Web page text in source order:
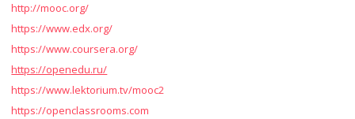
http://mooc.org/
https://www.edx.org/
https://www.coursera.org/
https://openedu.ru/
https://www.lektorium.tv/mooc2
https://openclassrooms.com